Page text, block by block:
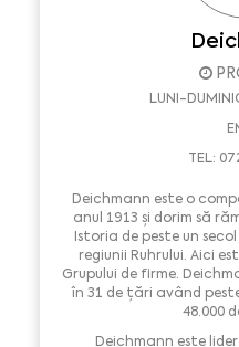
LUNI-
TEL:
Deichmann este o
anul 1913 și dorim să
Istoria de peste un
regiunii Ruhrului. Aici
Grupului de firme.
în 31 de țări având
48.000
Deichmann este